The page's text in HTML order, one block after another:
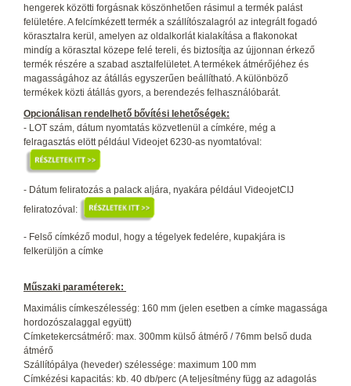
hengerek közötti forgásnak köszönhetően rásimul a termék palást
felületére. A felcímkézett termék a szállítószalagról az integrált fogadó
körasztalra kerül, amelyen az oldalkorlát kialakítása a flakonokat
mindíg a körasztal közepe felé tereli, és biztosítja az újjonnan érkező
termék részére a szabad asztalfelületet. A termékek átmérőjéhez és
magasságához az átállás egyszerűen beállítható. A különböző
termékek közti átállás gyors, a berendezés felhasználóbarát.
Opcionálisan rendelhető bővítési lehetőségek:
- LOT szám, dátum nyomtatás közvetlenül a címkére, még a
felragasztás elött például Videojet 6230-as nyomtatóval:
- Dátum feliratozás a palack aljára, nyakára például VideojetCIJ
feliratozóval:
- Felső címkéző modul, hogy a tégelyek fedelére, kupakjára is
felkerüljön a címke
Műszaki paraméterek:
Maximális címkeszélesség: 160 mm (jelen esetben a címke magassága
hordozószalaggal együtt)
Címketekercsátmérő: max. 300mm külső átmérő / 76mm belső duda
átmérő
Szállítópálya (heveder) szélessége: maximum 100 mm
Címkézési kapacitás: kb. 40 db/perc (A teljesítmény függ az adagolás